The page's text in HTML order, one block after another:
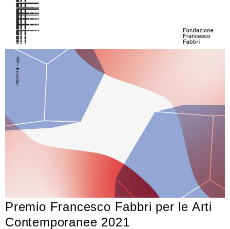
Premio Francesco Fabbri per le Arti
Contemporanee 2021